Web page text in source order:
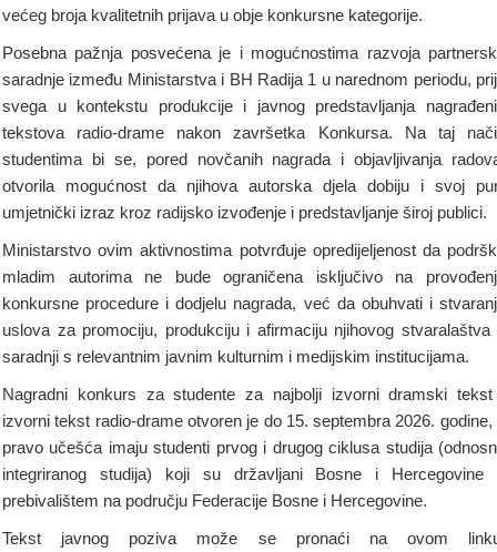
većeg broja kvalitetnih prijava u obje konkursne kategorije.
Posebna pažnja posvećena je i mogućnostima razvoja
saradnje između Ministarstva i BH Radija 1 u narednom periodu,
svega u kontekstu produkcije i javnog predstavljanja
tekstova radio-drame nakon završetka Konkursa. Na taj
studentima bi se, pored novčanih nagrada i objavljivanja
otvorila mogućnost da njihova autorska djela dobiju i svoj
umjetnički izraz kroz radijsko izvođenje i predstavljanje široj publici.
Ministarstvo ovim aktivnostima potvrđuje opredijeljenost da
mladim autorima ne bude ograničena isključivo na
konkursne procedure i dodjelu nagrada, već da obuhvati i
uslova za promociju, produkciju i afirmaciju njihovog stvaralaštva
saradnji s relevantnim javnim kulturnim i medijskim institucijama.
Nagradni konkurs za studente za najbolji izvorni dramski
izvorni tekst radio-drame otvoren je do 15. septembra 2026. godine,
pravo učešća imaju studenti prvog i drugog ciklusa studija
integriranog studija) koji su državljani Bosne i Hercegovine
prebivalištem na području Federacije Bosne i Hercegovine.
Tekst javnog poziva može se pronaći na ovom